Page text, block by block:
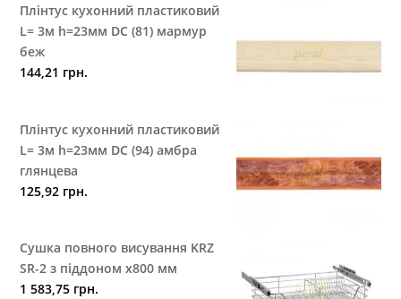
Плінтус кухонний пластиковий
L= 3м h=23мм DC (81) мармур
беж
144,21 грн.
Плінтус кухонний пластиковий
L= 3м h=23мм DC (94) амбра
глянцева
125,92 грн.
Сушка повного висування KRZ
SR-2 з піддоном х800 мм
1 583,75 грн.